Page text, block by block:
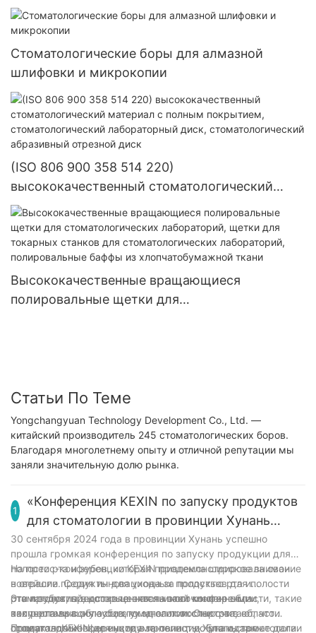
Стоматологические боры для алмазной
шлифовки и микрокопии
(ISO 806 900 358 514 220)
высококачественный стоматологический
материал с полным покрытием,
стоматологический лабораторный диск,
стоматологический абразивный отрезной
диск
Высококачественные вращающиеся
полировальные щетки для
Статьи По Теме
Yongchangyuan Technology Development Co., Ltd. —
китайский производитель 245 стоматологических боров.
Благодаря многолетнему опыту и отличной репутации мы
заняли значительную долю рынка.
1
«Конференция KEXIN по запуску продуктов
для стоматологии в провинции Хунань
имела большой успех»
30 сентября 2024 года в провинции Хунань успешно
прошла громкая конференция по запуску продукции для
полости рта и зубов, которая привлекла широкое внимание
в отрасли. Серия инновационных продуктов для полости
рта и зубов, представленная на этой конференции,
получила высокую оценку многих экспертов в области
стоматологии.
На пресс-конференции KEXIN продемонстрировала свои
новейшие продукты для ухода за полостью рта и
стоматологией, которые охватывают многие области, такие
как реставрация зубов, уход за полостью рта,
стоматологические инструменты и т. д. Благодаря
Эти продукты высоко ценятся многочисленными
экспертами в области стоматологии. Они считают, что
продукты KEXIN для ухода за полостью рта и стоматологии
Пропаганда конференции в провинции Хунань также дала